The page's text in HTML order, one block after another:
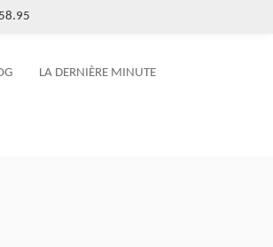
LA DERNIÈRE MINUTE